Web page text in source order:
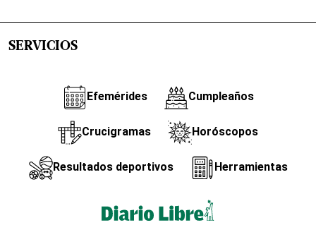
SERVICIOS
Efemérides Cumpleaños
Crucigramas Horóscopos
Resultados deportivos Herramientas